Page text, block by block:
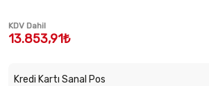
KDV Dahil
13.853,91₺
Kredi Kartı Sanal Pos